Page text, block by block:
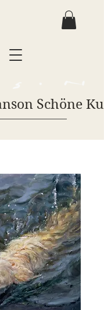
Schöne